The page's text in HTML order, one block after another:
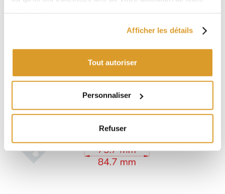
Afficher les détails
Tout autoriser
Personnaliser
Refuser